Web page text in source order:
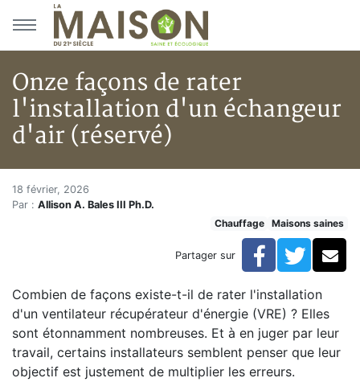
Aller au menu principal
Aller au contenu principal
Onze façons de rater
l'installation d'un échangeur
d'air (réservé)
Accueil
Articles
Hypersensibilités environnementales
Onze façons de rater l'installation d'un échangeur
Onze façons de rater
18 février, 2026
Par : Allison A. Bales III Ph.D.
Chauffage
Maisons saines
Partager sur Facebook
Combien de façons existe-t-il de rater l'installation
d'un ventilateur récupérateur d'énergie (VRE) ? Elles
sont étonnamment nombreuses. Et à en juger par leur
travail, certains installateurs semblent penser que leur
objectif est justement de multiplier les erreurs.